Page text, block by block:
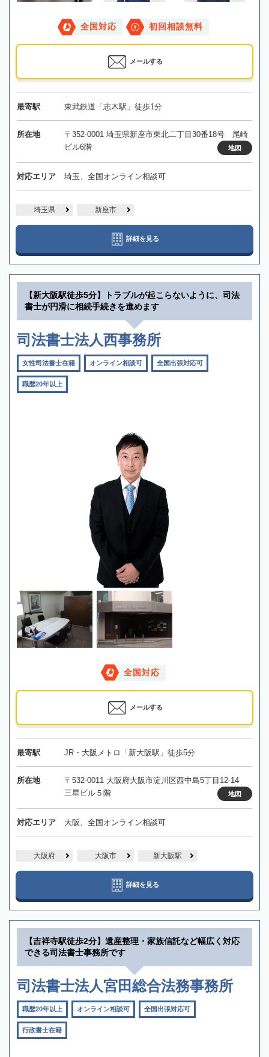
全国対応 初回相談無料
メールする
最寄駅 東武鉄道「志木駅」徒歩1分
所在地
〒352-0001 埼玉県新座市東北二丁目30番18号 尾崎
ビル6階
地図
対応エリア 埼玉、全国オンライン相談可
埼玉県 新座市
詳細を見る
【新大阪駅徒歩5分】トラブルが起こらないように、司法
書士が円滑に相続手続きを進めます
司法書士法人西事務所
女性司法書士在籍 オンライン相談可 全国出張対応可
職歴20年以上
全国対応
メールする
最寄駅 JR・大阪メトロ「新大阪駅」徒歩5分
所在地
〒532-0011 大阪府大阪市淀川区西中島5丁目12-14
三星ビル５階
地図
対応エリア 大阪、全国オンライン相談可
大阪府 大阪市 新大阪駅
詳細を見る
【吉祥寺駅徒歩2分】遺産整理・家族信託など幅広く対応
できる司法書士事務所です
司法書士法人宮田総合法務事務所
職歴20年以上 オンライン相談可 全国出張対応可
行政書士在籍